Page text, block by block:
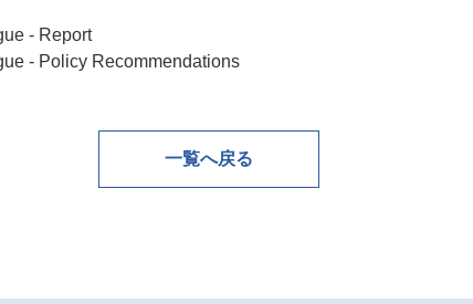
- Report
- Policy Recommendations
一覧へ戻る